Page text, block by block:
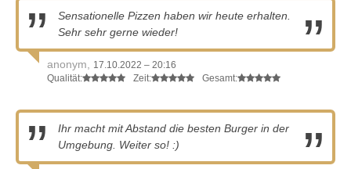
Sensationelle Pizzen haben wir heute erhalten.
Sehr sehr gerne wieder!
anonym,
17.10.2022 – 20:16
Qualität:
Zeit: Gesamt:
Ihr macht mit Abstand die besten Burger in der
Umgebung. Weiter so! :)